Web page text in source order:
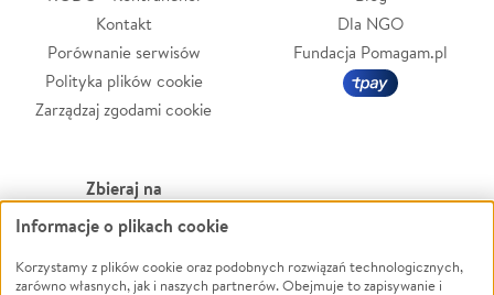
Kontakt
Porównanie serwisów
Polityka plików cookie
Zarządzaj zgodami cookie
Dla NGO
Fundacja Pomagam.pl
Zbieraj na
Leczenie
Zwierzęta
Powódź
Informacje o plikach cookie
Korzystamy z plików cookie oraz podobnych rozwiązań technologicznych,
zarówno własnych, jak i naszych partnerów. Obejmuje to zapisywanie i